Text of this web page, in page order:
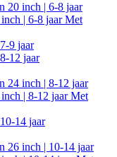
20 inch | 6-8 jaar
| 6-8 jaar Met
9 jaar
12 jaar
24 inch | 8-12 jaar
| 8-12 jaar Met
14 jaar
26 inch | 10-14 jaar